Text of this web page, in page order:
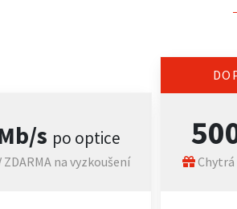
s po optice
na vyzkoušení Chytrá